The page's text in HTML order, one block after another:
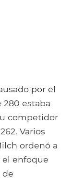
por el
280 estaba
competidor
Varios
ordenó a
el enfoque
de